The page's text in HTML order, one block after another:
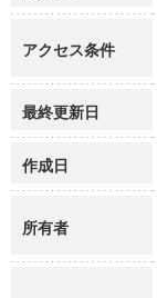
アクセス条件
最終更新日
作成日
所有者